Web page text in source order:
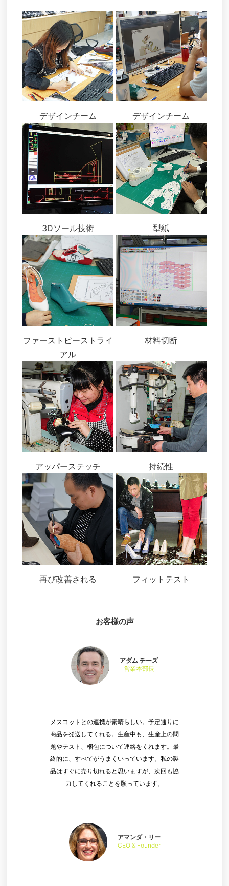
デザインチーム デザインチーム
3Dソール技術 型紙
ファーストピーストライ
アル
材料切断
アッパーステッチ 持続性
再び改善される フィットテスト
お客様の声
アマンダ・リー
CEO & Founder
メスコットとの連携が素晴らしい。予定通りに
商品を発送してくれる。生産中も、生産上の問
題やテスト、梱包について連絡をくれます。最
終的に、すべてがうまくいっています。私の製
品はすぐに売り切れると思いますが、次回も協
力してくれることを願っています。
アダム チーズ
営業本部長